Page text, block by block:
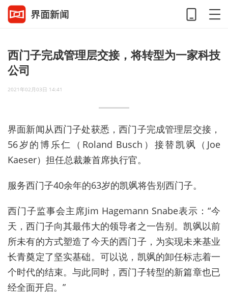
西门子完成管理层交接，将转型为一家科技
公司
2021年02月03日 14:41
界面新闻从西门子处获悉，西门子完成管理层交接，
56岁的博乐仁（Roland Busch）接替凯飒（Joe
Kaeser）担任总裁兼首席执行官。
服务西门子40余年的63岁的凯飒将告别西门子。
西门子监事会主席Jim Hagemann Snabe表示：“今
天，西门子向其最伟大的领导者之一告别。凯飒以前
所未有的方式塑造了今天的西门子，为实现未来基业
长青奠定了坚实基础。可以说，凯飒的卸任标志着一
个时代的结束。与此同时，西门子转型的新篇章也已
经全面开启。”